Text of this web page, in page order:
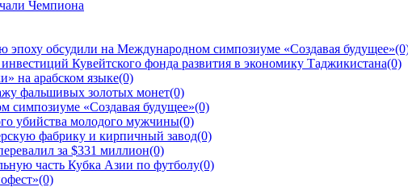
обсудили на Международном симпозиуме «Создавая будущее»
Кувейтского фонда развития в экономику Таджикистана(0)
на арабском языке(0)
фальшивых золотых монет(0)
симпозиуме «Создавая будущее»(0)
убийства молодого мужчины(0)
фабрику и кирпичный завод(0)
за $331 миллион(0)
часть Кубка Азии по футболу(0)
(0)